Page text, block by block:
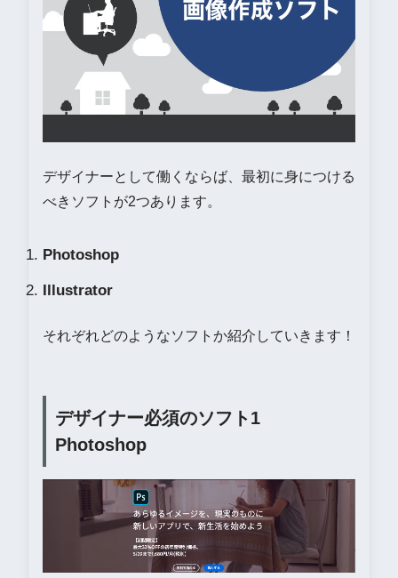
デザイナーとして働くならば、最初に身につける
べきソフトが2つあります。
Photoshop
Illustrator
それぞれどのようなソフトか紹介していきます！
デザイナー必須のソフト1
Photoshop